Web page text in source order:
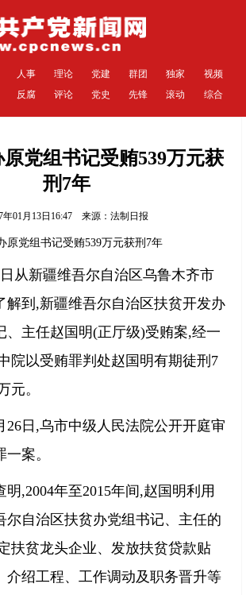
人事 理论 党建 群团 独家
视频
反腐 评论 党史 先锋 滚动 综合
党组书记受贿539万元获
刑7年
年01月13日16:47 来源：法制日报
原党组书记受贿539万元获刑7年
新疆维吾尔自治区乌鲁木齐市
解到,新疆维吾尔自治区扶贫开发办
、主任赵国明(正厅级)受贿案,经一
院以受贿罪判处赵国明有期徒刑7
元。
日,乌市中级人民法院公开开庭审
案。
年至2015年间,赵国明利用
尔自治区扶贫办党组书记、主任的
扶贫龙头企业、发放扶贫贷款贴
介绍工程、工作调动及职务晋升等